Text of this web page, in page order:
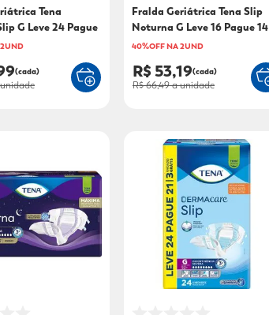
Tena
G Leve 24 Pague
(cada)
Fralda Geriátrica Tena Slip
Noturna G Leve 16 Pague 14
40%OFF NA 2UND
R$ 53,19(cada)
R$ 66,49a unidade